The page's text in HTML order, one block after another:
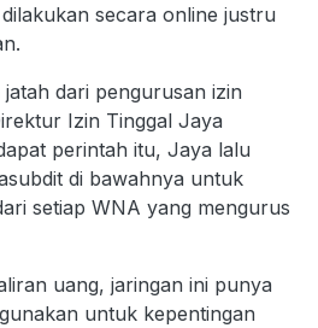
secara online justru
dari pengurusan izin
Izin Tinggal Jaya
perintah itu, Jaya lalu
di bawahnya untuk
setiap WNA yang mengurus
uang, jaringan ini punya
untuk kepentingan